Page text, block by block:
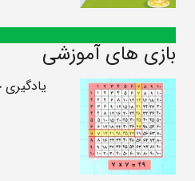
بازی های آموزشی